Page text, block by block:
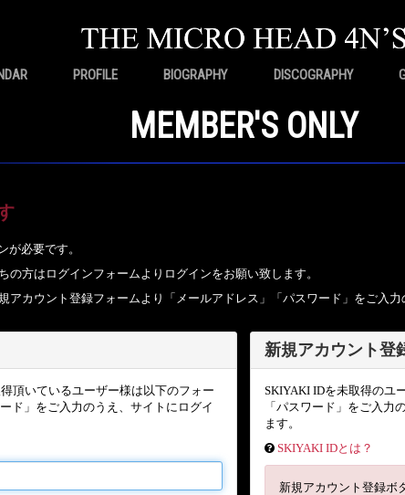
PROFILE BIOGRAPHY DISCOGRAPHY
MEMBER'S ONLY
が必要です。
の方はログインフォームよりログインをお願い致します。
アカウント登録フォームより「メールアドレス」「パスワード」をご入
頂いているユーザー様は以下のフォー
ド」をご入力のうえ、サイトにログイ
新規アカウント登
SKIYAKI IDを未取得のユ
「パスワード」をご入力
ます。
SKIYAKI IDとは？
新規アカウント登録ボ